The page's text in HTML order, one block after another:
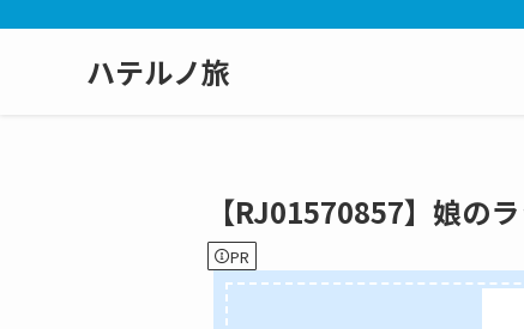
ハテルノ旅
【RJ01570857】娘の
PR